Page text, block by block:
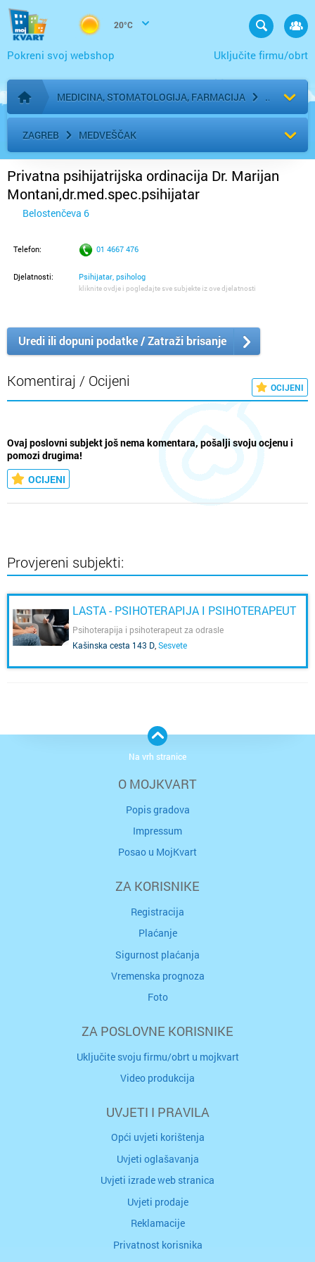
20°C
Uključite firmu/obrt
Pokreni svoj webshop
Početna stranica
MEDICINA, STOMATOLOGIJA, FARMACIJA
ZAGREB MEDVEŠČAK
Privatna psihijatrijska ordinacija Dr. Marijan
Montani,dr.med.spec.psihijatar
Belostenčeva 6
Telefon: 01 4667 476
Djelatnosti: Psihijatar, psiholog
kliknite ovdje i pogledajte sve subjekte iz ove djelatnosti
Uredi ili dopuni podatke / Zatraži brisanje
Komentiraj / Ocijeni OCIJENI
Ovaj poslovni subjekt još nema komentara, pošalji svoju ocjenu i
pomozi drugima!
OCIJENI
Provjereni subjekti:
LASTA - PSIHOTERAPIJA I PSIHOTERAPEUT
Psihoterapija i psihoterapeut za odrasle
Kašinska cesta 143 D Sesvete
O MOJKVART
Popis gradova
Impressum
Posao u MojKvart
ZA KORISNIKE
Registracija
Plaćanje
Sigurnost plaćanja
Vremenska prognoza
Foto
ZA POSLOVNE KORISNIKE
Uključite svoju firmu/obrt u mojkvart
Video produkcija
UVJETI I PRAVILA
Opći uvjeti korištenja
Uvjeti oglašavanja
Uvjeti izrade web stranica
Uvjeti prodaje
Reklamacije
Privatnost korisnika
Na vrh stranice